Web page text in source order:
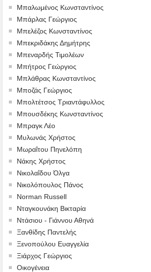
Μπαλωμένος Κωνσταντίνος
Μπάρλας Γεώργιος
Μπελέζος Κωνσταντίνος
Μπεκριδάκης Δημήτρης
Μπεναρδής Τιμολέων
Μπήτρος Γεώργιος
Μπλάθρας Κωνσταντίνος
Μποζάς Γεώργιος
Μπολτέτσος Τριαντάφυλλος
Μπουσδέκης Κωνσταντίνος
Μπραγκ Λέο
Μυλωνάς Χρήστος
Μωραΐτου Πηνελόπη
Νάκης Χρήστος
Νικολαΐδου Όλγα
Νικολόπουλος Πάνος
Norman Russell
Νταγκουνάκη Βικταρία
Ντάσιου - Γιάννου Αθηνά
Ξανθίδης Παντελής
Ξενοπούλου Ευαγγελία
Ξιάρχος Γεώργιος
Οικογένεια